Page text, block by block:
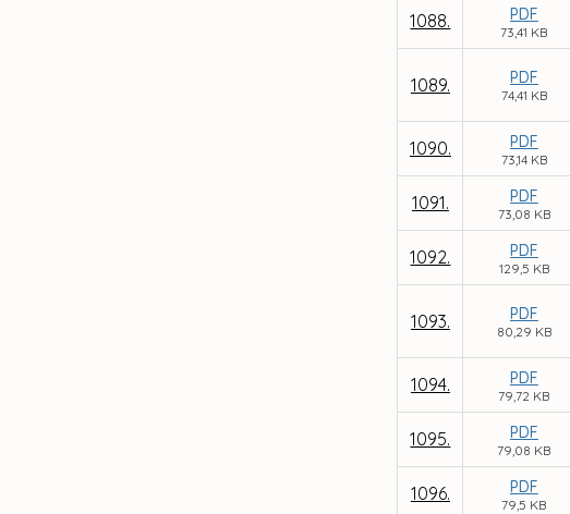
1088. PDF
73,41 KB
1089. PDF
74,41 KB
1090. PDF
73,14 KB
1091. PDF
73,08 KB
1092. PDF
129,5 KB
1093. PDF
80,29 KB
1094. PDF
79,72 KB
1095. PDF
79,08 KB
1096. PDF
79,5 KB